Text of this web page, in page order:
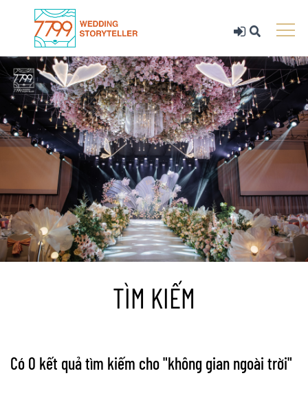
TÌM KIẾM
Có 0 kết quả tìm kiếm cho "không gian ngoài trời"